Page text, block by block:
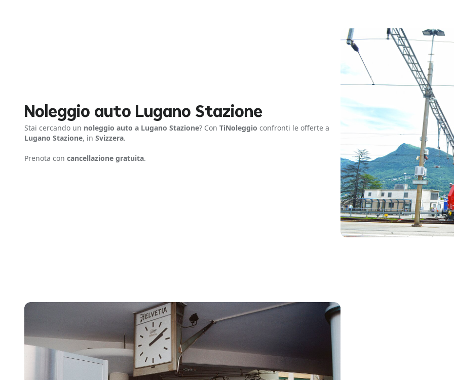
Noleggio auto Lugano Stazione
Stai cercando un noleggio auto a Lugano Stazione? Con TiNoleggio confronti le offerte a
Lugano Stazione, in Svizzera.
Prenota con cancellazione gratuita.